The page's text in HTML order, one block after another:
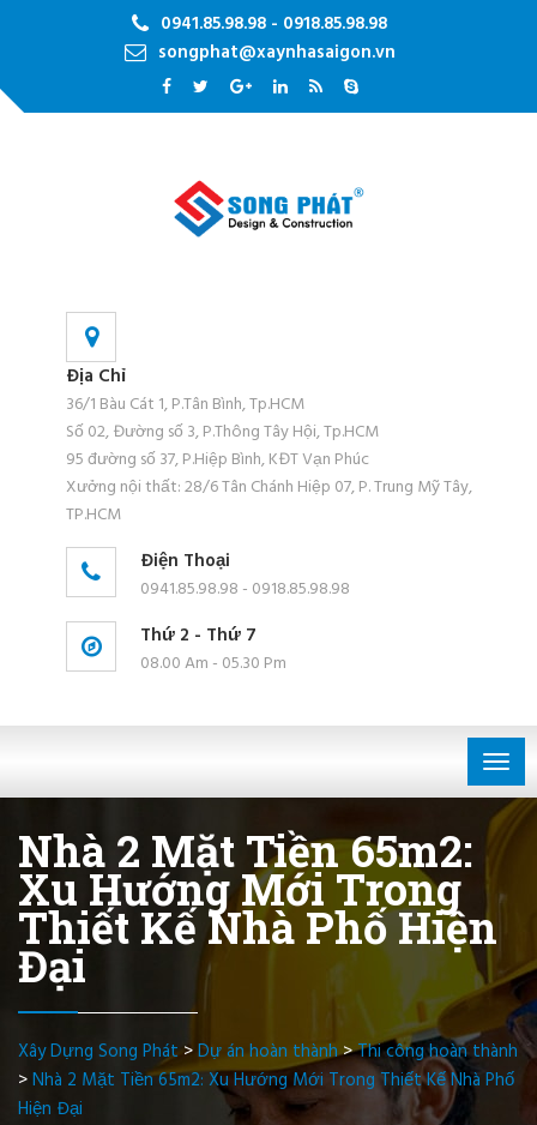
0941.85.98.98 - 0918.85.98.98
songphat@xaynhasaigon.vn
Địa Chỉ
36/1 Bàu Cát 1, P.Tân Bình, Tp.HCM
Số 02, Đường số 3, P.Thông Tây Hội, Tp.HCM
95 đường số 37, P.Hiệp Bình, KĐT Vạn Phúc
Xưởng nội thất: 28/6 Tân Chánh Hiệp 07, P. Trung Mỹ Tây,
TP.HCM
Điện Thoại
0941.85.98.98 - 0918.85.98.98
Thứ 2 - Thứ 7
08.00 Am - 05.30 Pm
Nhà 2 Mặt Tiền 65m2:
Xu Hướng Mới Trong
Thiết Kế Nhà Phố Hiện
Đại
Xây Dựng Song Phát>Dự án hoàn thành>Thi công hoàn thành
>Nhà 2 Mặt Tiền 65m2: Xu Hướng Mới Trong Thiết Kế Nhà Phố
Hiện Đại